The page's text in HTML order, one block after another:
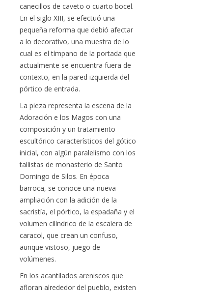
canecillos de caveto o cuarto bocel.
En el siglo XIII, se efectuó una
pequeña reforma que debió afectar
a lo decorativo, una muestra de lo
cual es el tímpano de la portada que
actualmente se encuentra fuera de
contexto, en la pared izquierda del
pórtico de entrada.
La pieza representa la escena de la
Adoración e los Magos con una
composición y un tratamiento
escultórico característicos del gótico
inicial, con algún paralelismo con los
tallistas de monasterio de Santo
Domingo de Silos. En época
barroca, se conoce una nueva
ampliación con la adición de la
sacristía, el pórtico, la espadaña y el
volumen cilíndrico de la escalera de
caracol, que crean un confuso,
aunque vistoso, juego de
volúmenes.
En los acantilados areniscos que
afloran alrededor del pueblo, existen